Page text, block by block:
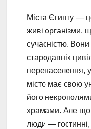
Міста Єгипту —
живі організми,
сучасністю.
стародавніх
перенаселення,
місто має свою
його
храмами. Але що
люди — гостинні,